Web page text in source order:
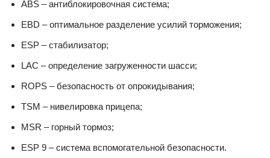
ABS – антиблокировочная система;
EBD – оптимальное разделение усилий торможения;
ESP – стабилизатор;
LAC – определение загруженности шасси;
ROPS – безопасность от опрокидывания;
TSM – нивелировка прицепа;
MSR – горный тормоз;
ESP 9 – система вспомогательной безопасности.